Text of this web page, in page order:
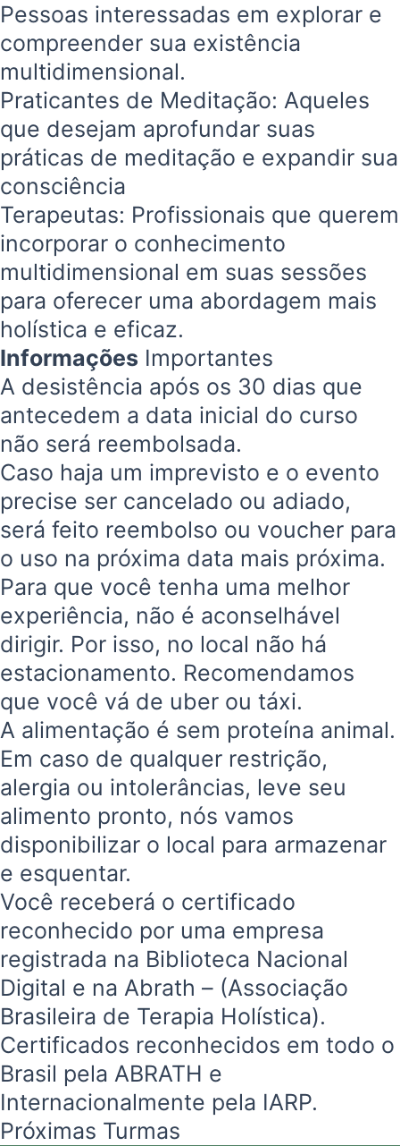
Pessoas interessadas em explorar e
compreender sua existência
multidimensional.
Praticantes de Meditação: Aqueles
que desejam aprofundar suas
práticas de meditação e expandir sua
consciência
Terapeutas: Profissionais que querem
incorporar o conhecimento
multidimensional em suas sessões
para oferecer uma abordagem mais
holística e eficaz.
Informações Importantes
A desistência após os 30 dias que
antecedem a data inicial do curso
não será reembolsada.
Caso haja um imprevisto e o evento
precise ser cancelado ou adiado,
será feito reembolso ou voucher para
o uso na próxima data mais próxima.
Para que você tenha uma melhor
experiência, não é aconselhável
dirigir. Por isso, no local não há
estacionamento. Recomendamos
que você vá de uber ou táxi.
A alimentação é sem proteína animal.
Em caso de qualquer restrição,
alergia ou intolerâncias, leve seu
alimento pronto, nós vamos
disponibilizar o local para armazenar
e esquentar.
Você receberá o certificado
reconhecido por uma empresa
registrada na Biblioteca Nacional
Digital e na Abrath – (Associação
Brasileira de Terapia Holística).
Certificados reconhecidos em todo o
Brasil pela ABRATH e
Internacionalmente pela IARP.
Próximas Turmas